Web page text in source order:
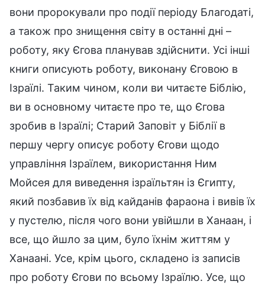
вони пророкували про події періоду Благодаті,
а також про знищення світу в останні дні –
роботу, яку Єгова планував здійснити. Усі інші
книги описують роботу, виконану Єговою в
Ізраїлі. Таким чином, коли ви читаєте Біблію,
ви в основному читаєте про те, що Єгова
зробив в Ізраїлі; Старий Заповіт у Біблії в
першу чергу описує роботу Єгови щодо
управління Ізраїлем, використання Ним
Мойсея для виведення ізраїльтян із Єгипту,
який позбавив їх від кайданів фараона і вивів їх
у пустелю, після чого вони увійшли в Ханаан, і
все, що йшло за цим, було їхнім життям у
Ханаані. Усе, крім цього, складено із записів
про роботу Єгови по всьому Ізраїлю. Усе, що